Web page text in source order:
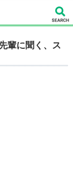
輩に聞く、ス